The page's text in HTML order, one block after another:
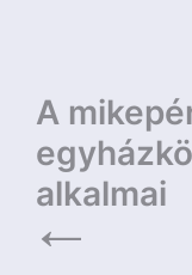
Bejegyzés
navigáció
A
alkalmai